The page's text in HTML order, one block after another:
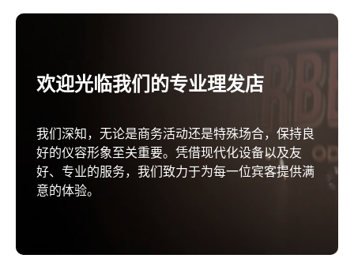
欢迎光临我们的专业理发店
我们深知，无论是商务活动还是特殊场合，保持良
好的仪容形象至关重要。凭借现代化设备以及友
好、专业的服务，我们致力于为每一位宾客提供满
意的体验。